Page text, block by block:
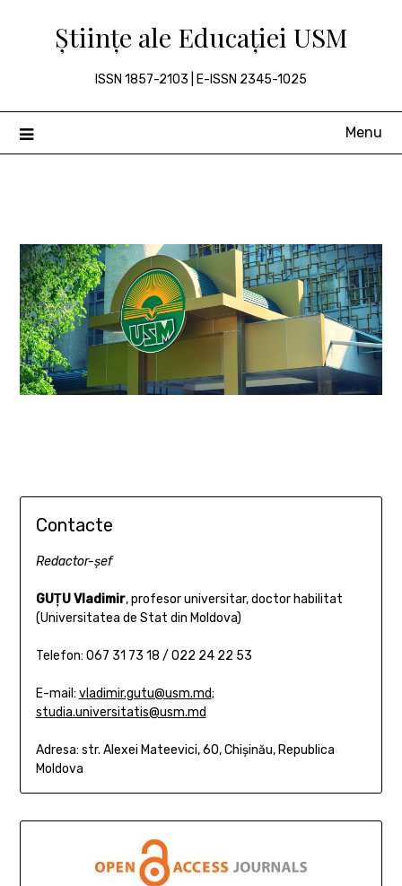
Științe ale Educației USM
ISSN 1857-2103 | E-ISSN 2345-1025
Menu
Contacte
Redactor-şef
GUŢU Vladimir, profesor universitar, doctor habilitat
(Universitatea de Stat din Moldova)
Telefon: 067 31 73 18 / 022 24 22 53
E-mail: vladimir.gutu@usm.md;
studia.universitatis@usm.md
Adresa: str. Alexei Mateevici, 60, Chișinău, Republica
Moldova